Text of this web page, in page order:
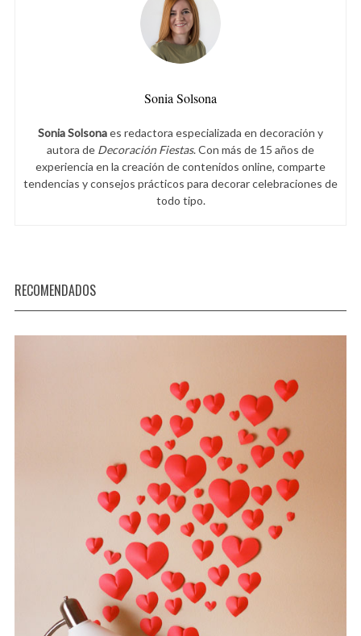
Sonia Solsona
Sonia Solsonaes redactora especializada en decoración y
autora de Decoración Fiestas. Con más de 15 años de
experiencia en la creación de contenidos online, comparte
tendencias y consejos prácticos para decorar celebraciones de
todo tipo.
RECOMENDADOS